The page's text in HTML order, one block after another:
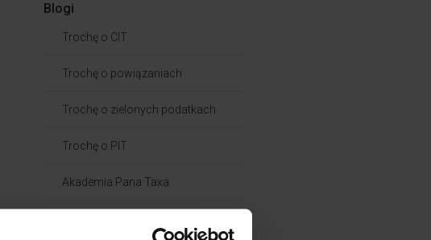
Blogi
Trochę o CIT
Trochę o powiązaniach​
Trochę o zielonych podatkach
Trochę o PIT
Akademia Pana Taxa